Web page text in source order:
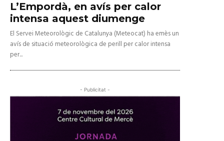
L’Empordà, en avís per calor
intensa aquest diumenge
El Servei Meteorològic de Catalunya (Meteocat) ha emès un
avís de situació meteorològica de perill per calor intensa
per...
- Publicitat -